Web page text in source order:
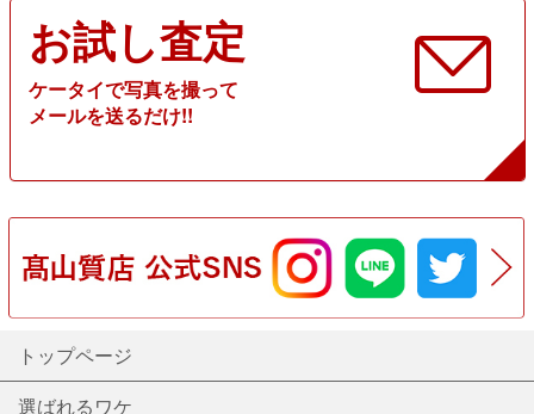
お試し査定
ケータイで写真を撮って
メールを送るだけ!!
トップページ
選ばれるワケ